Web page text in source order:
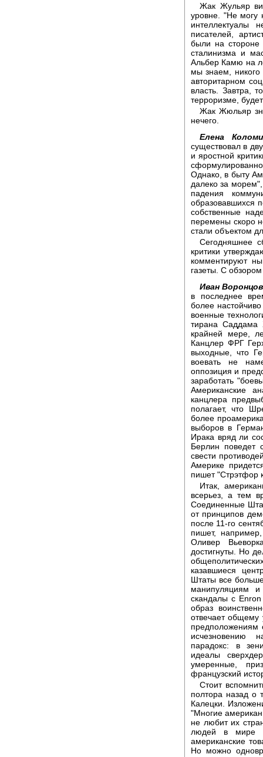
Жак Жульяр
уровне. "Не могу
интеллектуалы
писателей,
были на
сталинизма и
Альбер Камю на
мы знаем, никого
авторитарном
власть. Завтра,
терроризме,
Жак Жюльяр
нечего.
Елена
существовал в
и яростной
Однако, в быту
далеко за
падения
образовавшихся
собственные
перемены скоро
стали объектом
Сегодняшнее
критики
комментируют
газеты. С
Иван
в последнее
более
военные
тирана Саддама
крайней мере,
Канцлер ФРГ
выходные, что
воевать не
оппозиция и
заработать
Американские
канцлера
полагает, что
более
выборов в
Ирака вряд ли
Берлин поведет
свести
Америке
пишет "Стрэтфор
Итак,
всерьез, а тем
Соединенные
от принципов
после 11-го
пишет,
Оливер
достигнуты. Но
казавшиеся
Штаты все
манипуляциям и
скандалы с
образ
отвечает
предположениям
исчезновению
парадокс: в
идеалы
умеренные,
французский
Стоит
полтора назад о
Калецки.
"Многие
не любит их
людей в мире
американские
Но можно